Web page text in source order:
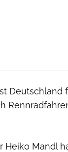
Deutschland
Heiko Mandl